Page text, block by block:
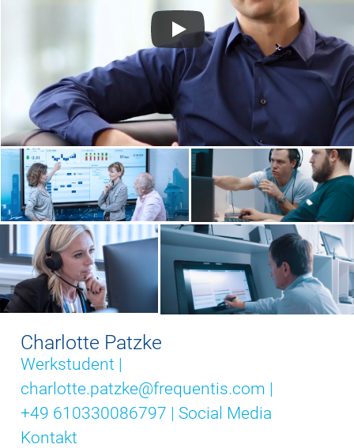
Charlotte Patzke
Werkstudent |
charlotte.patzke@frequentis.com |
+49 610330086797 | Social Media
Kontakt